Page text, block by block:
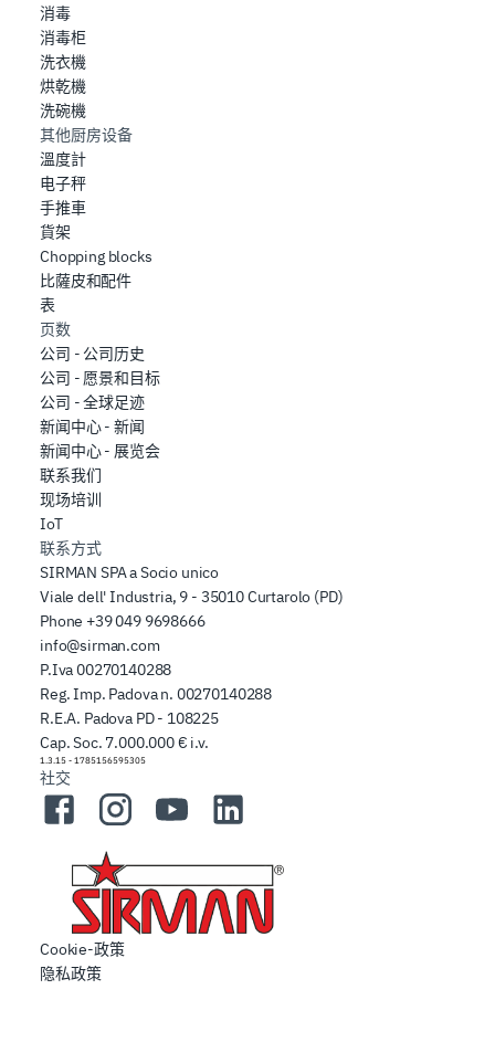
消毒
消毒柜
洗衣機
烘乾機
洗碗機
其他厨房设备
溫度計
电子秤
手推車
貨架
Chopping blocks
比薩皮和配件
表
页数
公司 - 公司历史
公司 - 愿景和目标
公司 - 全球足迹
新闻中心 - 新闻
新闻中心 - 展览会
联系我们
现场培训
IoT
联系方式
SIRMAN SPA a Socio unico
Viale dell' Industria, 9 - 35010 Curtarolo (PD)
Phone +39 049 9698666
info@sirman.com
P.Iva 00270140288
Reg. Imp. Padova n. 00270140288
R.E.A. Padova PD - 108225
Cap. Soc. 7.000.000 € i.v.
1.3.15 - 1785156595305
社交
FacebookInstagramYouTubeLinkedIn
Cookie-政策
隐私政策